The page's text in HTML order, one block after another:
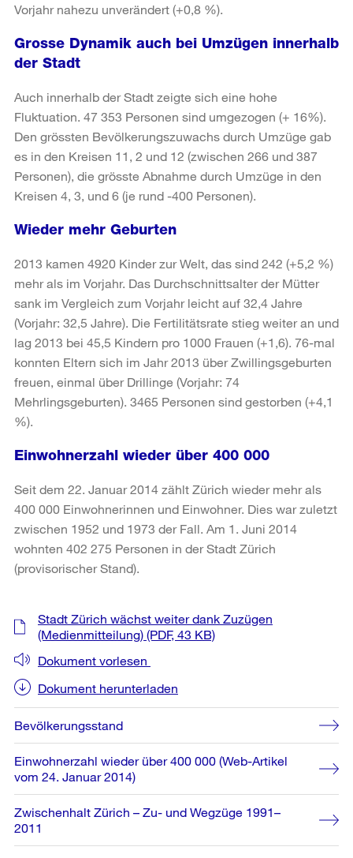
Vorjahr nahezu unverändert (+0,8 %).
Grosse Dynamik auch bei Umzügen innerhalb
der Stadt
Auch innerhalb der Stadt zeigte sich eine hohe
Fluktuation. 47 353 Personen sind umgezogen (+ 16%).
Den grössten Bevölkerungszuwachs durch Umzüge gab
es in den Kreisen 11, 2 und 12 (zwischen 266 und 387
Personen), die grösste Abnahme durch Umzüge in den
Kreisen 4, 3, und 6 (je rund -400 Personen).
Wieder mehr Geburten
2013 kamen 4920 Kinder zur Welt, das sind 242 (+5,2 %)
mehr als im Vorjahr. Das Durchschnittsalter der Mütter
sank im Vergleich zum Vorjahr leicht auf 32,4 Jahre
(Vorjahr: 32,5 Jahre). Die Fertilitätsrate stieg weiter an und
lag 2013 bei 45,5 Kindern pro 1000 Frauen (+1,6). 76-mal
konnten Eltern sich im Jahr 2013 über Zwillingsgeburten
freuen, einmal über Drillinge (Vorjahr: 74
Mehrlingsgeburten). 3465 Personen sind gestorben (+4,1
%).
Einwohnerzahl wieder über 400 000
Seit dem 22. Januar 2014 zählt Zürich wieder mehr als
400 000 Einwohnerinnen und Einwohner. Dies war zuletzt
zwischen 1952 und 1973 der Fall. Am 1. Juni 2014
wohnten 402 275 Personen in der Stadt Zürich
(provisorischer Stand).
Weitere
Informationen
Stadt Zürich wächst weiter dank Zuzügen
(Medienmitteilung) (PDF, 43 KB)
Dokument vorlesen
Dokument herunterladen
Bevölkerungsstand
Einwohnerzahl wieder über 400 000 (Web-Artikel
vom 24. Januar 2014)
Zwischenhalt Zürich – Zu- und Wegzüge 1991–
2011